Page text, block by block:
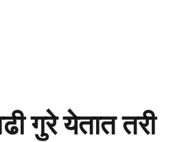
गुरे येतात तरी